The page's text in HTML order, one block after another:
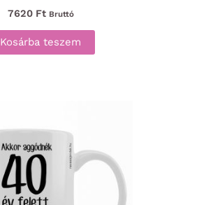
7620 Ft Bruttó
Kosárba teszem